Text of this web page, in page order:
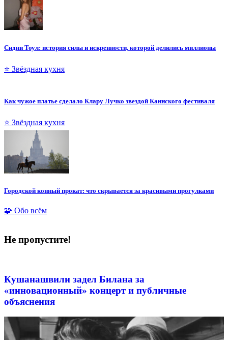
Сидни Тоул: история силы и искренности, которой делились миллионы
⭐ Звёздная кухня
Как чужое платье сделало Клару Лучко звездой Каннского фестиваля
⭐ Звёздная кухня
Городской конный прокат: что скрывается за красивыми прогулками
🧩 Обо всём
Не пропустите!
Кушанашвили задел Билана за
«инновационный» концерт и публичные
объяснения